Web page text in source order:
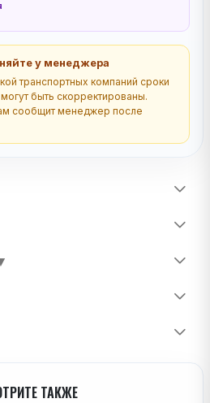
у менеджера
транспортных компаний сроки
быть скорректированы.
сообщит менеджер после
ТАКЖЕ